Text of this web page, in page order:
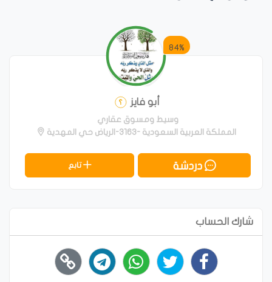
84%
أبو فايز
وسيط ومسوق عقاري
المملكة العربية السعودية -3163-الرياض حي المهدية
دردشة تابع
شارك الحساب